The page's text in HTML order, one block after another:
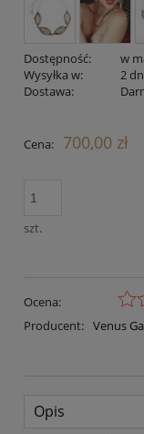
Dostępność:
w
Wysyłka w:
2
Dostawa:
Cena nie
Cena: 700,00 zł
szt.
Ocena:
Producent: Venus
Opis